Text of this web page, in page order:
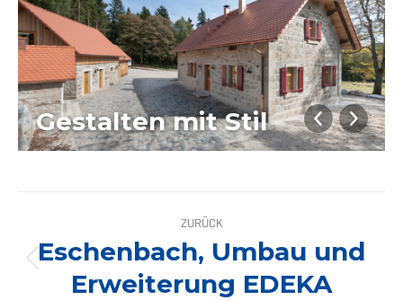
Gestalten mit Stil
NAVIGATION
ZURÜCK
Vorheriges
Album:
Eschenbach, Umbau und
Erweiterung EDEKA